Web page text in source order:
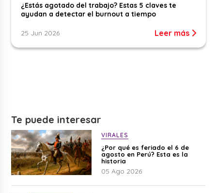
¿Estás agotado del trabajo? Estas 5 claves te
ayudan a detectar el burnout a tiempo
25 Jun 2026 Leer más
Te puede interesar
VIRALES
¿Por qué es feriado el 6 de
agosto en Perú? Esta es la
historia
05 Ago 2026